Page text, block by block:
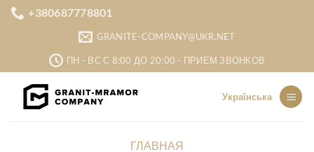
Skip
+380687778801
GRANITE-COMPANY@UKR.NET
ПН - ВС С 8:00 ДО 20:00 - ПРИЕМ ЗВОНКОВ
Українська
ГЛАВНАЯ